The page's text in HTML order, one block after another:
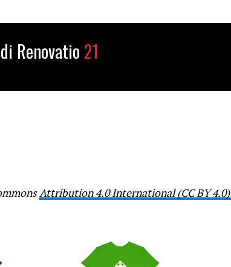
di Renovatio 21
Attribution 4.0 International (CC BY 4.0)